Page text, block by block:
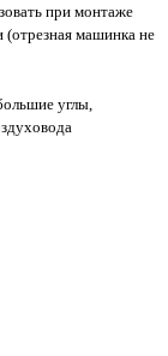
при монтаже
машинка не
углы,